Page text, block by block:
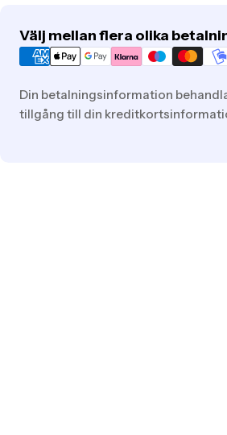
Välj mellan flera olika
Translation
missing:
sv.general.payment.methods
Din betalningsinformation
tillgång till din